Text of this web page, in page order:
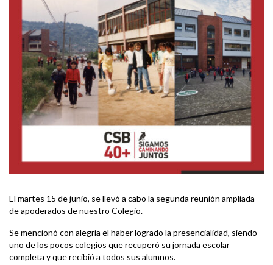
El martes 15 de junio, se llevó a cabo la segunda reunión ampliada
de apoderados de nuestro Colegio.
Se mencionó con alegría el haber logrado la presencialidad, siendo
uno de los pocos colegios que recuperó su jornada escolar
completa y que recibió a todos sus alumnos.